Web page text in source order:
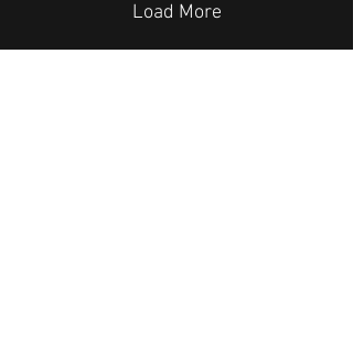
Load More